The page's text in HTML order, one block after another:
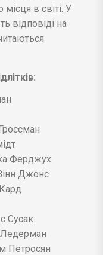
в світі. У
відповіді на
Ферджух
Джонс
Сусак
Ледерман
Петросян